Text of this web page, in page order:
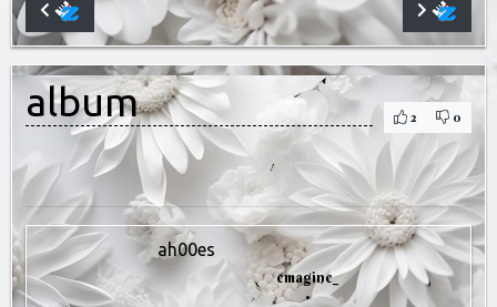
album 2 0
ah00es
emagine_
•